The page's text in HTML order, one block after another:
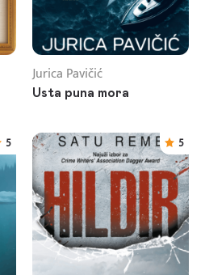
Jurica Pavičić
Usta puna mora
5 5